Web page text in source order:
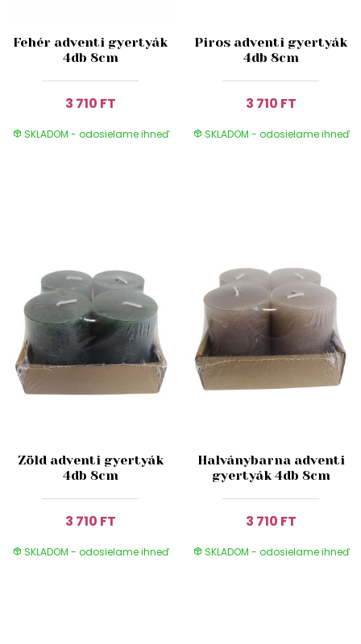
Fehér adventi gyertyák
4db 8cm
3 710 FT
SKLADOM - odosielame ihneď
Piros adventi gyertyák
4db 8cm
3 710 FT
SKLADOM - odosielame ihneď
Zöld adventi gyertyák
4db 8cm
3 710 FT
SKLADOM - odosielame ihneď
Halványbarna adventi
gyertyák 4db 8cm
3 710 FT
SKLADOM - odosielame ihneď